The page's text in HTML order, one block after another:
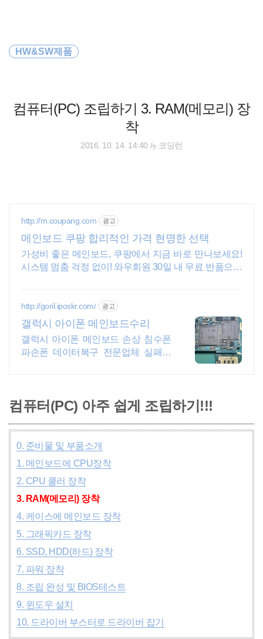
바
로
컴퓨터(PC) 조립하기 3. RAM(메모리) 장
착
HW&SW제품
2016. 10. 14. 14:40 by코딩런
http://m.coupang.com 광고
메인보드 쿠팡 합리적인 가격 현명한 선택
가성비 좋은 메인보드, 쿠팡에서 지금 바로 만나보세요!
시스템 멈춤 걱정 없이! 와우회원 30일 내 무료 반품으로
http://goril.iposkr.com/ 광고
갤럭시 아이폰 메인보드수리
갤럭시 아이폰 메인보드 손상 침수폰
파손폰 데이터복구 전문업체 실패시
컴퓨터(PC) 아주 쉽게 조립하기!!!
0. 준비물 및 부품소개
1. 메인보드에 CPU장착
2. CPU 쿨러 장착
3. RAM(메모리) 장착
4. 케이스에 메인보드 장착
5. 그래픽카드 장착
6. SSD, HDD(하드) 장착
7. 파워 장착
8. 조립 완성 및 BIOS테스트
9. 윈도우 설치
10. 드라이버 부스터로 드라이버 잡기